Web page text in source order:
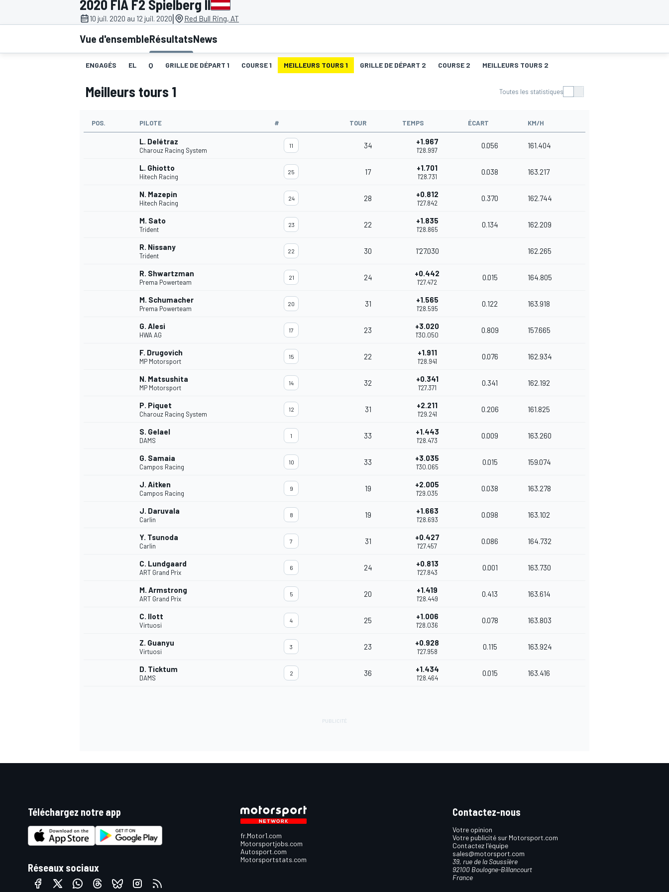
2020 FIA F2 Spielberg II
10 juil. 2020 au 12 juil. 2020| Red Bull Ring, AT
Vue d'ensembleRésultatsNews
ENGAGÉS EL Q GRILLE DE DÉPART 1 COURSE 1 MEILLEURS TOURS 1 GRILLE DE DÉPART 2 COURSE 2 MEILLEURS TOURS 2
Meilleurs tours 1 Toutes les statistiques
POS. PILOTE # TOUR TEMPS ÉCART KM/H
L. Delétraz
Charouz Racing System
11 34 +1.967
1'28.997
0.056 161.404
L. Ghiotto
Hitech Racing
25 17 +1.701
1'28.731
0.038 163.217
N. Mazepin
Hitech Racing
24 28 +0.812
1'27.842
0.370 162.744
M. Sato
Trident
23 22 +1.835
1'28.865
0.134 162.209
R. Nissany
Trident
22 30 1'27.030 162.265
R. Shwartzman
Prema Powerteam
21 24 +0.442
1'27.472
0.015 164.805
M. Schumacher
Prema Powerteam
20 31 +1.565
1'28.595
0.122 163.918
G. Alesi
HWA AG
17 23 +3.020
1'30.050
0.809 157.665
F. Drugovich
MP Motorsport
15 22 +1.911
1'28.941
0.076 162.934
N. Matsushita
MP Motorsport
14 32 +0.341
1'27.371
0.341 162.192
P. Piquet
Charouz Racing System
12 31 +2.211
1'29.241
0.206 161.825
S. Gelael
DAMS
1 33 +1.443
1'28.473
0.009 163.260
G. Samaia
Campos Racing
10 33 +3.035
1'30.065
0.015 159.074
J. Aitken
Campos Racing
9 19 +2.005
1'29.035
0.038 163.278
J. Daruvala
Carlin
8 19 +1.663
1'28.693
0.098 163.102
Y. Tsunoda
Carlin
7 31 +0.427
1'27.457
0.086 164.732
C. Lundgaard
ART Grand Prix
6 24 +0.813
1'27.843
0.001 163.730
M. Armstrong
ART Grand Prix
5 20 +1.419
1'28.449
0.413 163.614
C. Ilott
Virtuosi
4 25 +1.006
1'28.036
0.078 163.803
Z. Guanyu
Virtuosi
3 23 +0.928
1'27.958
0.115 163.924
D. Ticktum
DAMS
2 36 +1.434
1'28.464
0.015 163.416
Téléchargez notre app
Réseaux sociaux
fr.Motor1.com
Motorsportjobs.com
Autosport.com
Motorsportstats.com
Contactez-nous
Votre opinion
Votre publicité sur Motorsport.com
Contactez l'équipe
sales@motorsport.com
39, rue de la Saussière
92100 Boulogne-Billancourt
France